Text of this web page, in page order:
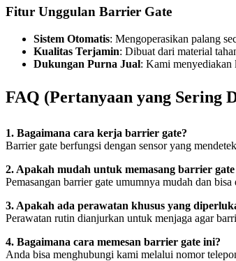
Fitur Unggulan Barrier Gate
Sistem Otomatis: Mengoperasikan palang
Kualitas Terjamin: Dibuat dari material
Dukungan Purna Jual: Kami menyediakan
FAQ (Pertanyaan yang Sering
1. Bagaimana cara kerja barrier gate?
Barrier gate berfungsi dengan sensor yang
2. Apakah mudah untuk memasang barrier
Pemasangan barrier gate umumnya mudah dan
3. Apakah ada perawatan khusus yang
Perawatan rutin dianjurkan untuk menjaga agar
4. Bagaimana cara memesan barrier gate ini?
Anda bisa menghubungi kami melalui nomor